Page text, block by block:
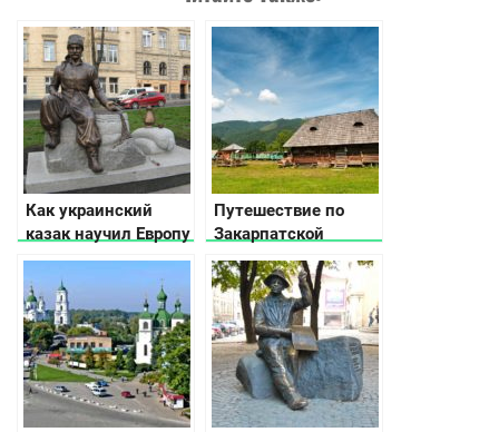
Как украинский
казак научил Европу
пить кофе
Путешествие по
Закарпатской
области: часть 2